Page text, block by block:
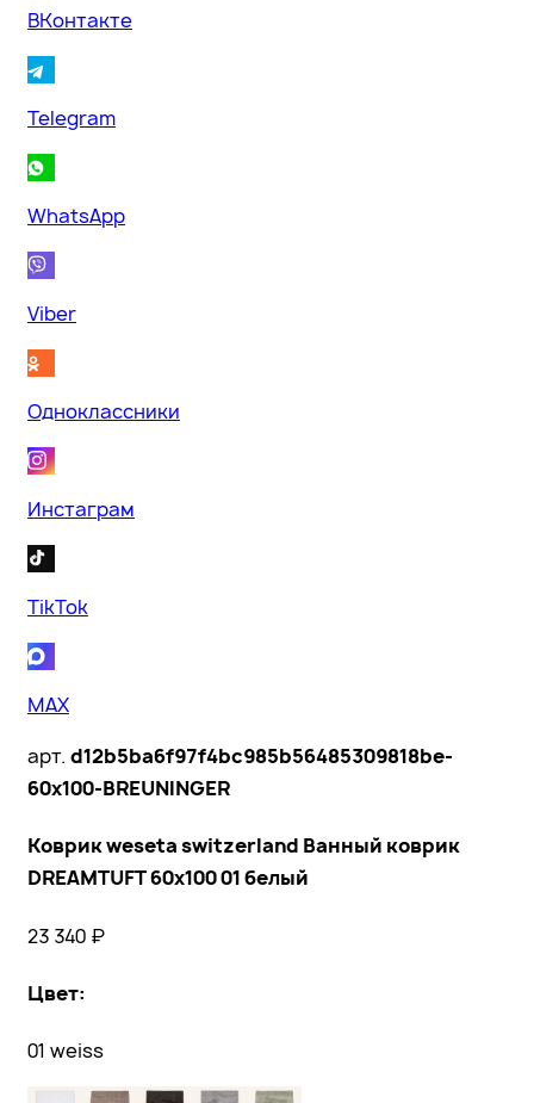
ВКонтакте
Telegram
WhatsApp
Viber
Одноклассники
Инстаграм
TikTok
MAX
арт. d12b5ba6f97f4bc985b56485309818be-
60x100-BREUNINGER
Коврик weseta switzerland Ванный коврик
DREAMTUFT 60x100 01 белый
23 340 ₽
Цвет:
01 weiss